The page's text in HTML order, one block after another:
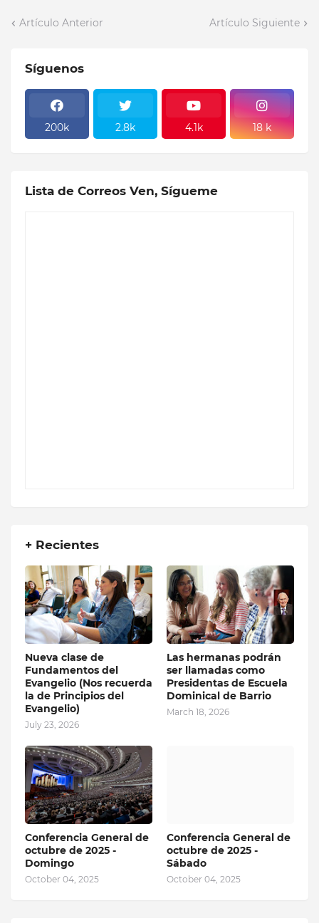
Artículo Anterior Artículo Siguiente
Síguenos
200k 2.8k 4.1k 18 k
Lista de Correos Ven, Sígueme
+ Recientes
Nueva clase de
Fundamentos del
Evangelio (Nos recuerda
la de Principios del
Evangelio)
July 23, 2026
Las hermanas podrán
ser llamadas como
Presidentas de Escuela
Dominical de Barrio
March 18, 2026
Conferencia General de
octubre de 2025 -
Domingo
October 04, 2025
Conferencia General de
octubre de 2025 -
Sábado
October 04, 2025